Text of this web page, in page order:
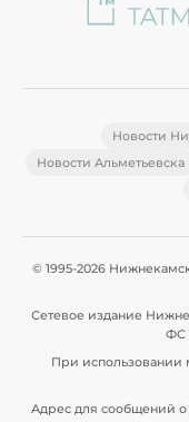
Новости
Новости Альметьевска
© 1995-2026
Сетевое издание
ФС
При использовании
Адрес для сообщений